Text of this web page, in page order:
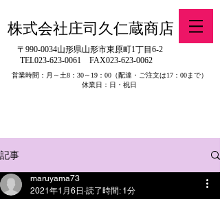
株式会社庄司久仁蔵商店
〒990-0034山形県山形市東原町1丁目6-2
TEL023-623-0061 FAX023-623-0062
営業時間：月～土8：30～19：00（配達・ご注文は17：00まで）
休業日：日・祝日
記事
maruyama73
2021年1月6日 読了時間: 1分